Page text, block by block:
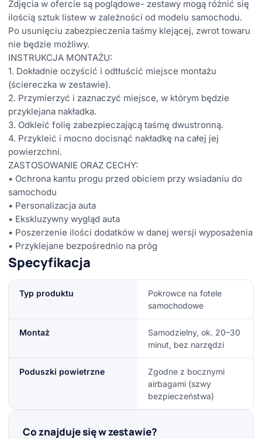
Zdjęcia w ofercie są poglądowe- zestawy mogą różnić się
ilością sztuk listew w zależności od modelu samochodu.
Po usunięciu zabezpieczenia taśmy klejącej, zwrot towaru
nie będzie możliwy.
INSTRUKCJA MONTAŻU:
1. Dokładnie oczyścić i odtłuścić miejsce montażu
(ściereczka w zestawie).
2. Przymierzyć i zaznaczyć miejsce, w którym będzie
przyklejana nakładka.
3. Odkleić folię zabezpieczającą taśmę dwustronną.
4. Przykleić i mocno docisnąć nakładkę na całej jej
powierzchni.
ZASTOSOWANIE ORAZ CECHY:
• Ochrona kantu progu przed obiciem przy wsiadaniu do
samochodu
• Personalizacja auta
• Ekskluzywny wygląd auta
• Poszerzenie ilości dodatków w danej wersji wyposażenia
• Przyklejane bezpośrednio na próg
Specyfikacja
Typ produktu
Pokrowce na fotele
samochodowe
Montaż
Samodzielny, ok. 20–30
minut, bez narzędzi
Poduszki powietrzne
Zgodne z bocznymi
airbagami (szwy
bezpieczeństwa)
Co znajduje się w zestawie?